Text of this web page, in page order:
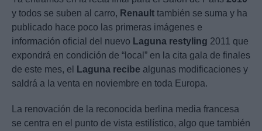
y todos se suben al carro, Renault también se suma y ha
publicado hace poco las primeras imágenes e
información oficial del nuevo Laguna restyling 2011 que
expondrá en condición de “local” en la cita gala de finales
de este mes, el
Laguna recibe algunas modificaciones y
saldrá a la venta en noviembre en toda Europa.
La renovación de la reconocida berlina media francesa
se centra en el punto de vista estilístico, algo que también